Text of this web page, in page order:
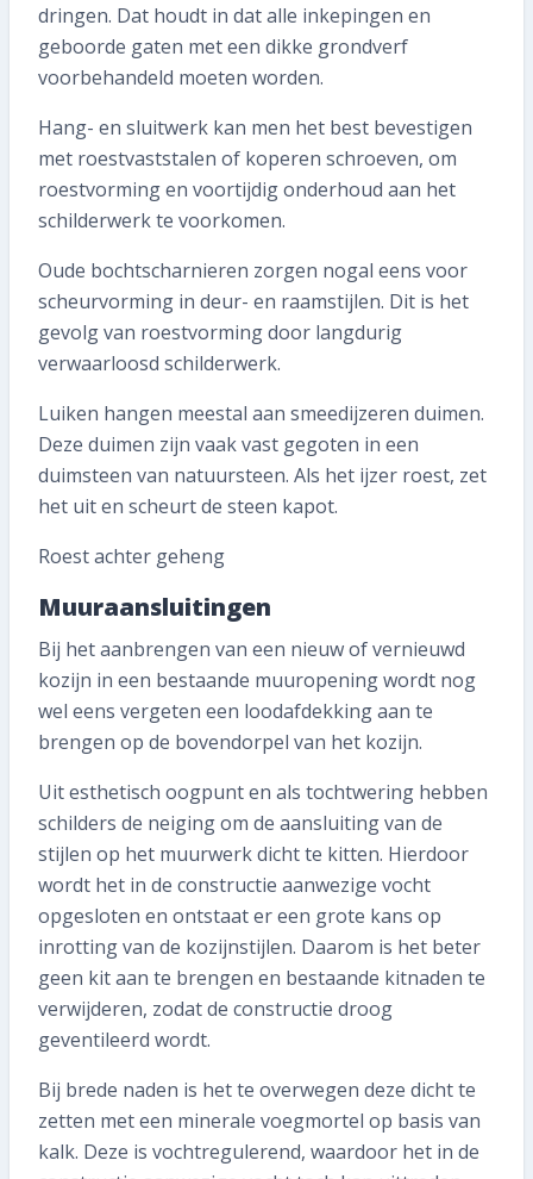
dringen. Dat houdt in dat alle inkepingen en
geboorde gaten met een dikke grondverf
voorbehandeld moeten worden.
Hang- en sluitwerk kan men het best bevestigen
met roestvaststalen of koperen schroeven, om
roestvorming en voortijdig onderhoud aan het
schilderwerk te voorkomen.
Oude bochtscharnieren zorgen nogal eens voor
scheurvorming in deur- en raamstijlen. Dit is het
gevolg van roestvorming door langdurig
verwaarloosd schilderwerk.
Luiken hangen meestal aan smeedijzeren duimen.
Deze duimen zijn vaak vast gegoten in een
duimsteen van natuursteen. Als het ijzer roest, zet
het uit en scheurt de steen kapot.
Roest achter geheng
Muuraansluitingen
Bij het aanbrengen van een nieuw of vernieuwd
kozijn in een bestaande muuropening wordt nog
wel eens vergeten een loodafdekking aan te
brengen op de bovendorpel van het kozijn.
Uit esthetisch oogpunt en als tochtwering hebben
schilders de neiging om de aansluiting van de
stijlen op het muurwerk dicht te kitten. Hierdoor
wordt het in de constructie aanwezige vocht
opgesloten en ontstaat er een grote kans op
inrotting van de kozijnstijlen. Daarom is het beter
geen kit aan te brengen en bestaande kitnaden te
verwijderen, zodat de constructie droog
geventileerd wordt.
Bij brede naden is het te overwegen deze dicht te
zetten met een minerale voegmortel op basis van
kalk. Deze is vochtregulerend, waardoor het in de